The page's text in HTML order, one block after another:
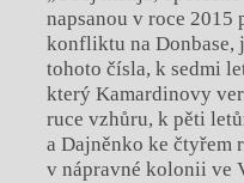
napsanou v roce 2015
konfliktu na Donbase,
tohoto čísla, k sedmi
který Kamardinovy
ruce vzhůru, k pěti
a Dajněnko ke čtyřem
v nápravné kolonii ve